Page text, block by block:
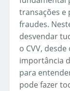
transações
fraudes.
desvendar
o CVV,
importância
para
pode fazer